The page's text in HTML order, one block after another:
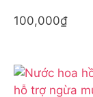
100,000₫